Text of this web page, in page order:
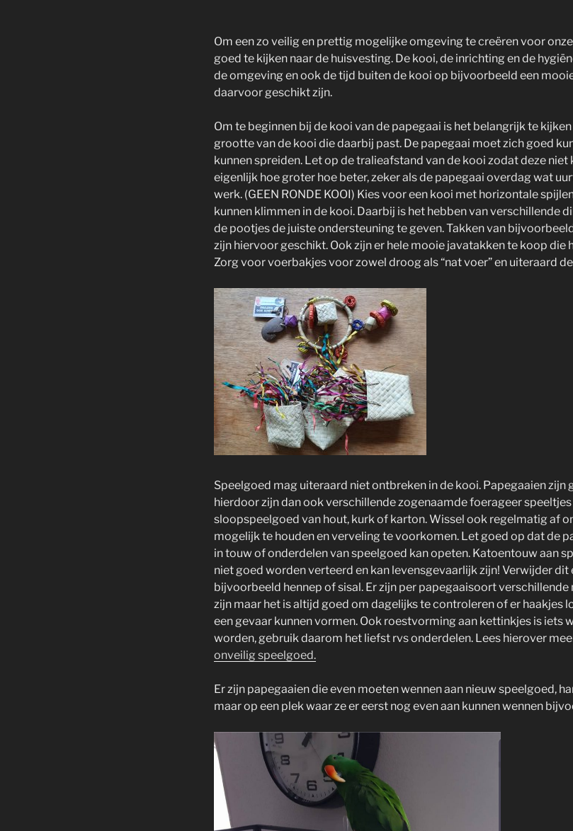
Om een zo veilig en prettig mogelijke omgeving te creëren voor
goed te kijken naar de huisvesting. De kooi, de inrichting en de
de omgeving en ook de tijd buiten de kooi op bijvoorbeeld een
daarvoor geschikt zijn.
Om te beginnen bij de kooi van de papegaai is het belangrijk te
grootte van de kooi die daarbij past. De papegaai moet zich goed
kunnen spreiden. Let op de tralieafstand van de kooi zodat deze niet
eigenlijk hoe groter hoe beter, zeker als de papegaai overdag wat
werk. (GEEN RONDE KOOI) Kies voor een kooi met horizontale
kunnen klimmen in de kooi. Daarbij is het hebben van verschillende
de pootjes de juiste ondersteuning te geven. Takken van
zijn hiervoor geschikt. Ook zijn er hele mooie javatakken te koop die
Zorg voor voerbakjes voor zowel droog als “nat voer” en uiteraard
Speelgoed mag uiteraard niet ontbreken in de kooi. Papegaaien zijn
hierdoor zijn dan ook verschillende zogenaamde foerageer
sloopspeelgoed van hout, kurk of karton. Wissel ook regelmatig af
mogelijk te houden en verveling te voorkomen. Let goed op dat de
in touw of onderdelen van speelgoed kan opeten. Katoentouw aan
niet goed worden verteerd en kan levensgevaarlijk zijn! Verwijder dit
bijvoorbeeld hennep of sisal. Er zijn per papegaaisoort
zijn maar het is altijd goed om dagelijks te controleren of er haakjes
een gevaar kunnen vormen. Ook roestvorming aan kettinkjes is iets
worden, gebruik daarom het liefst rvs onderdelen. Lees hierover
onveilig speelgoed.
Er zijn papegaaien die even moeten wennen aan nieuw speelgoed,
maar op een plek waar ze er eerst nog even aan kunnen wennen